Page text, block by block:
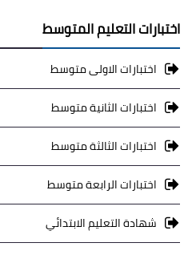
اختبارات التعليم المتوسط
اختبارات الاولى متوسط
اختبارات الثانية متوسط
اختبارات الثالثة متوسط
اختبارات الرابعة متوسط
شهادة التعليم الابتدائي